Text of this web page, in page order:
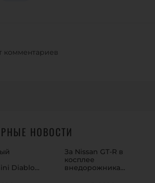
комментариев
НОВОСТИ
Diablo
За Nissan GT-R в
косплее
внедорожника